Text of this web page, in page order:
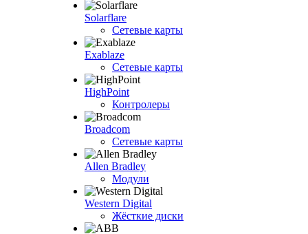
Solarflare
Сетевые карты
Exablaze
Сетевые карты
HighPoint
Контролеры
Broadcom
Сетевые карты
Allen Bradley
Модули
Western Digital
Жёсткие диски